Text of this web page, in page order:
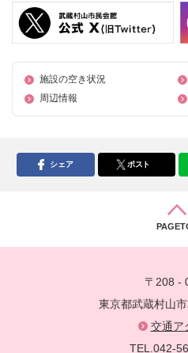
施設の空き状況
周辺情報
シェア ポスト
〒208 -
東京都武蔵村山
交通ア
TEL.042-